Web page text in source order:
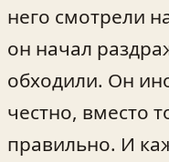
него смотрели
он начал
обходили. Он
честно, вместо
правильно. И